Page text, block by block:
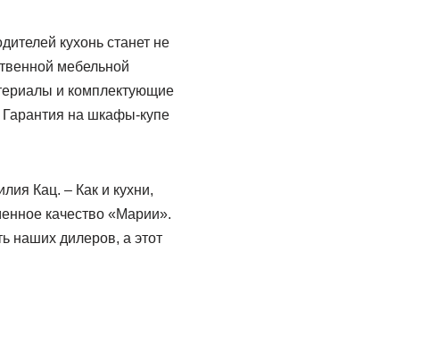
кухонь станет не
мебельной
и комплектующие
Гарантия на шкафы-купе
Кац. – Как и кухни,
качество «Марии».
наших дилеров, а этот